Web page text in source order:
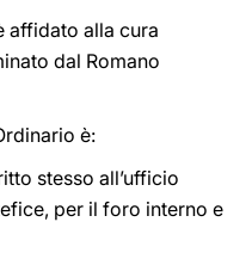
affidato alla cura
dal Romano
è:
stesso all’ufficio
per il foro interno e